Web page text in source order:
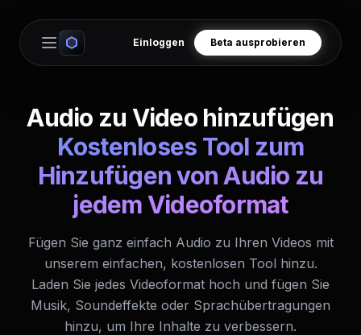
Open main menu
Einloggen Beta ausprobieren
Audio zu Video hinzufügen
Kostenloses Tool zum
Hinzufügen von Audio zu
jedem Videoformat
Fügen Sie ganz einfach Audio zu Ihren Videos mit
unserem einfachen, kostenlosen Tool hinzu.
Laden Sie jedes Videoformat hoch und fügen Sie
Musik, Soundeffekte oder Sprachübertragungen
hinzu, um Ihre Inhalte zu verbessern.